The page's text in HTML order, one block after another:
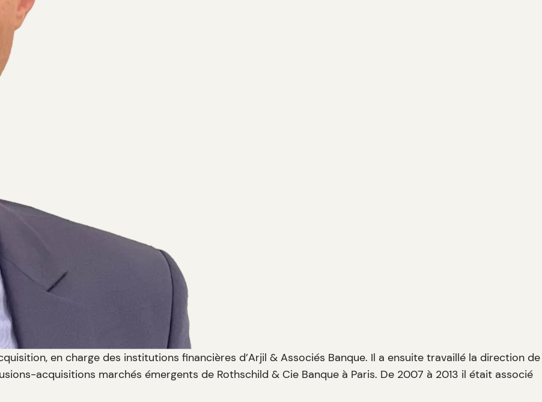
en charge des institutions financières d’Arjil & Associés Banque. Il a ensuite travaillé la direction de
acquisitions marchés émergents de Rothschild & Cie Banque à Paris. De 2007 à 2013 il était associé